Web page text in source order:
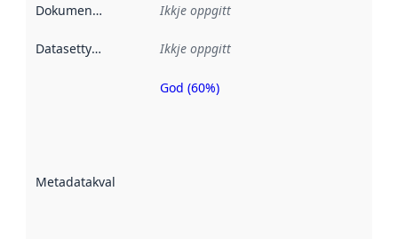
Dokumentasjon Ikkje oppgitt
Datasettype Ikkje oppgitt
Metadatakvalitet
Metadatakvalitet
God (60%)